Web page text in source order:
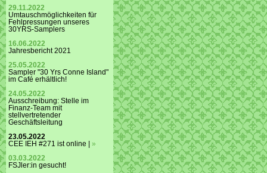
29.11.2022
Umtauschmöglichkeiten für
Fehlpressungen unseres
30YRS-Samplers
16.06.2022
Jahresbericht 2021
25.05.2022
Sampler "30 Yrs Conne Island"
im Café erhältlich!
24.05.2022
Ausschreibung: Stelle im
Finanz-Team mit
stellvertretender
Geschäftsleitung
23.05.2022
CEE IEH #271 ist online | »
03.03.2022
FSJler:in gesucht!